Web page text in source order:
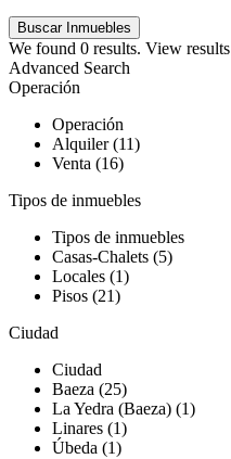
We found 0 results. View results
Advanced Search
Operación
Operación
Alquiler (11)
Venta (16)
Tipos de inmuebles
Tipos de inmuebles
Casas-Chalets (5)
Locales (1)
Pisos (21)
Ciudad
Ciudad
Baeza (25)
La Yedra (Baeza) (1)
Linares (1)
Úbeda (1)